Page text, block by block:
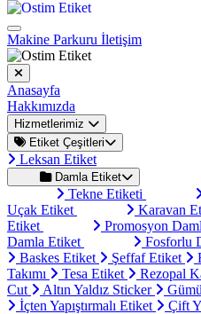
Makine Parkuru İletişim
Anasayfa
Hakkımızda
Hizmetlerimiz
Etiket Çeşitleri
Leksan Etiket
Damla Etiket
Tekne Etiketi
Uçak Etiket
Karavan
Etiket
Promosyon
Damla Etiket
Fosforlu
Baskes Etiket
Şeffaf Etiket
Takımı
Tesa Etiket Rezopal
Cut
Altın Yaldız Sticker
İçten Yapıştırmalı Etiket
Çift